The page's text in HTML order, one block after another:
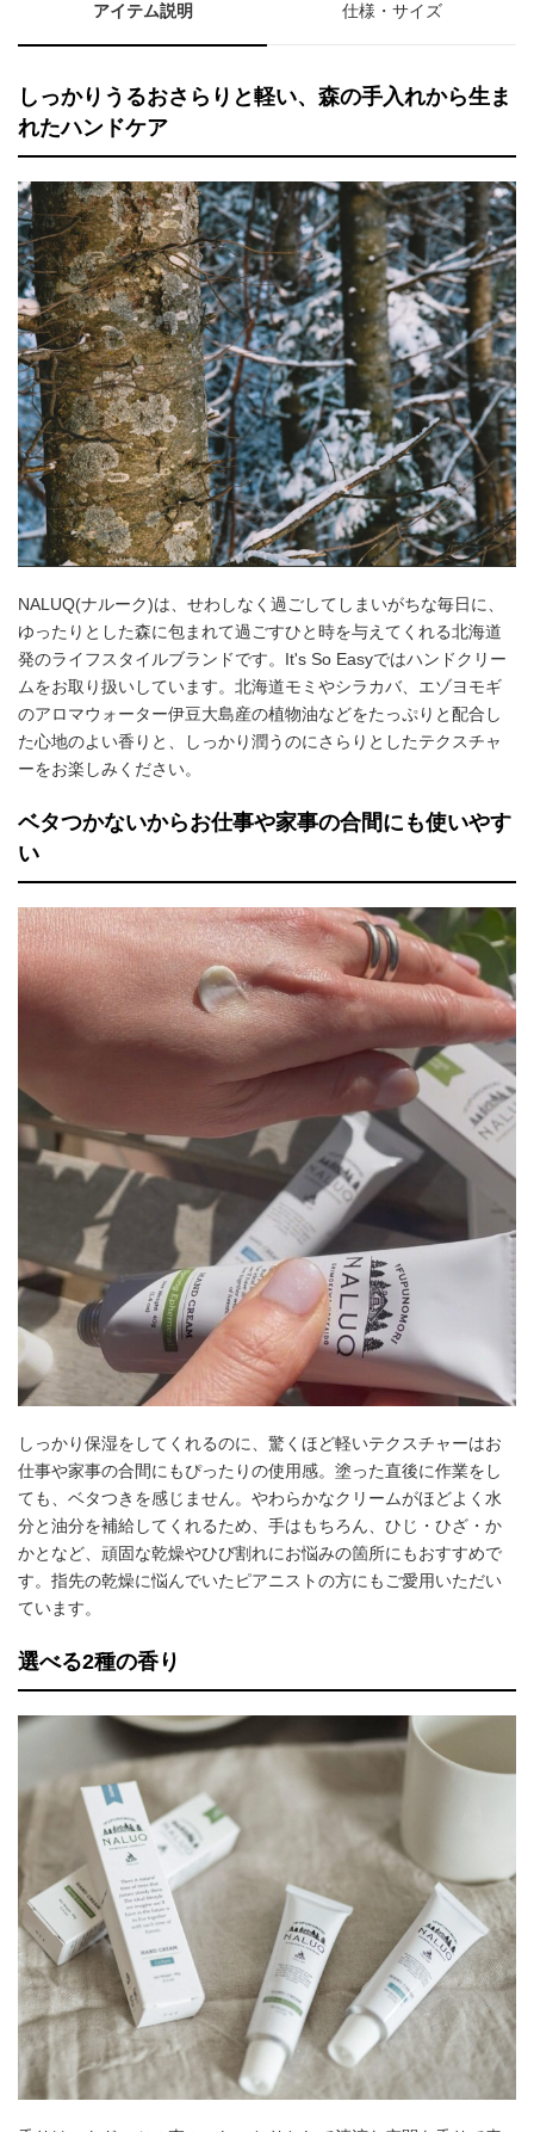
アイテム説明 仕様・サイズ
しっかりうるおさらりと軽い、森の手入れから生ま
れたハンドケア
NALUQ(ナルーク)は、せわしなく過ごしてしまいがちな毎日に、
ゆったりとした森に包まれて過ごすひと時を与えてくれる北海道
発のライフスタイルブランドです。It's So Easyではハンドクリー
ムをお取り扱いしています。北海道モミやシラカバ、エゾヨモギ
のアロマウォーター伊豆大島産の植物油などをたっぷりと配合し
た心地のよい香りと、しっかり潤うのにさらりとしたテクスチャ
ーをお楽しみください。
ベタつかないからお仕事や家事の合間にも使いやす
い
しっかり保湿をしてくれるのに、驚くほど軽いテクスチャーはお
仕事や家事の合間にもぴったりの使用感。塗った直後に作業をし
ても、ベタつきを感じません。やわらかなクリームがほどよく水
分と油分を補給してくれるため、手はもちろん、ひじ・ひざ・か
かとなど、頑固な乾燥やひび割れにお悩みの箇所にもおすすめで
す。指先の乾燥に悩んでいたピアニストの方にもご愛用いただい
ています。
選べる2種の香り